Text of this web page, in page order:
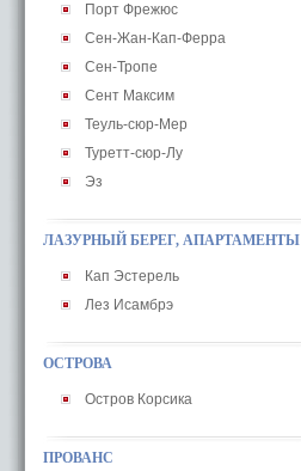
Порт Фрежюс
Сен-Жан-Кап-Ферра
Сен-Тропе
Сент Максим
Теуль-сюр-Мер
Туретт-сюр-Лу
Эз
ЛАЗУРНЫЙ БЕРЕГ, АПАРТАМЕНТЫ
Кап Эстерель
Лез Исамбрэ
ОСТРОВА
Остров Корсика
ПРОВАНС